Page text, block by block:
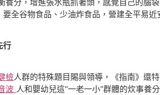
全谷物食品、少油炸食品，營建全平易近
行
檢人群的特殊題目賜與領導，《指南》還
波 人和嬰幼兒這“一老一小”群體的炊事養分